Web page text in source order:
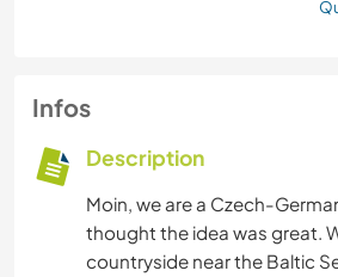
Infos
Description
Moin, we are a Czech-
thought the idea was great.
countryside near the Baltic